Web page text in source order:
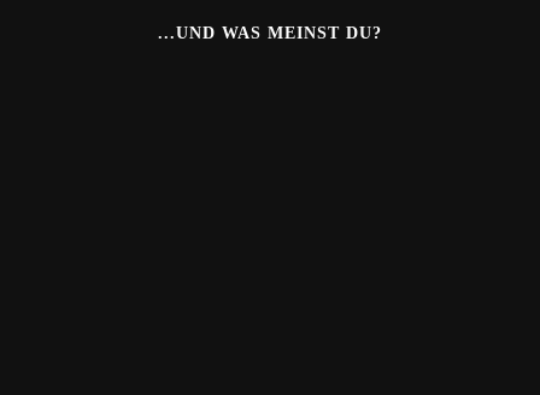
...UND WAS MEINST DU?